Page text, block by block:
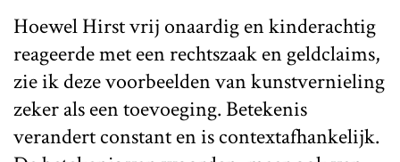
Hoewel Hirst vrij onaardig en kinderachtig
reageerde met een rechtszaak en geldclaims,
zie ik deze voorbeelden van kunstvernieling
zeker als een toevoeging. Betekenis
verandert constant en is contextafhankelijk.